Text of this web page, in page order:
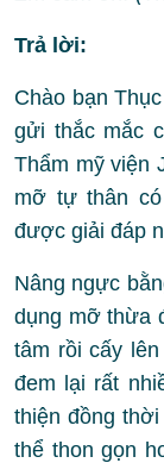
Trả lời:
Chào bạn
gửi thắc mắc
Thẩm mỹ viện
mỡ tự thân có
được giải đáp
Nâng ngực
dụng mỡ thừa
tâm rồi cấy
đem lại rất
thiện đồng
thể thon gọn